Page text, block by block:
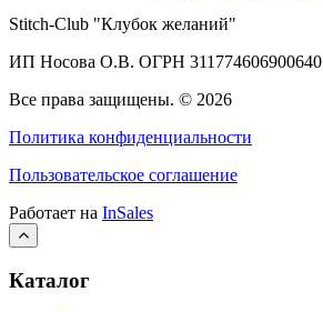
Stitch-Club "Клубок желаний"
ИП Носова О.В. ОГРН 311774606900640
Все права защищены. © 2026
Политика конфиденциальности
Пользовательское соглашение
Работает на InSales
Каталог